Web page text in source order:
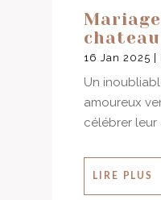
16 Jan 2025
Un
amoureux
célébrer leur
LIRE PLUS